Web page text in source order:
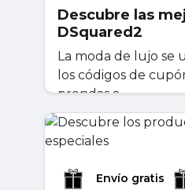
Descubre las
DSquared2
La moda de lujo se
los códigos de
prendas a...
abril 29, 2026
Envío gratis